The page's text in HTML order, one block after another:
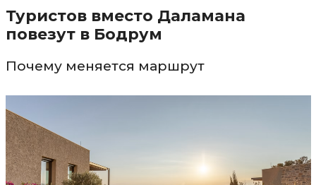
Туристов вместо Даламана
повезут в Бодрум
Почему меняется маршрут